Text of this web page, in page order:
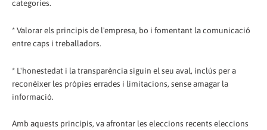
categories.
* Valorar els principis de l'empresa, bo i fomentant la comunicació
entre caps i treballadors.
* L'honestedat i la transparència siguin el seu aval, inclús per a
reconèixer les pròpies errades i limitacions, sense amagar la
informació.
Amb aquests principis, va afrontar les eleccions recents eleccions